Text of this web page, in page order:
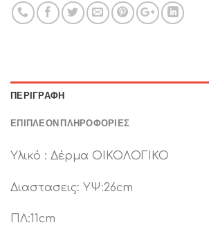
ΠΕΡΙΓΡΑΦΉ
ΕΠΙΠΛΈΟΝ ΠΛΗΡΟΦΟΡΊΕΣ
Υλικό : Δέρμα ΟΙΚΟΛΟΓΙΚΟ
Διαστασεις: ΥΨ:26cm
ΠΛ:11cm